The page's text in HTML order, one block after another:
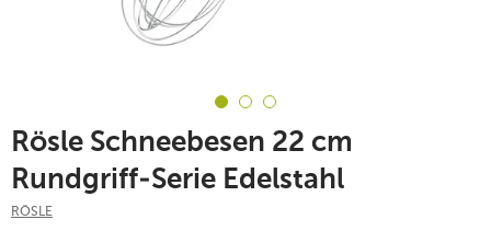
Rösle Schneebesen 22 cm
Rundgriff-Serie Edelstahl
RÖSLE